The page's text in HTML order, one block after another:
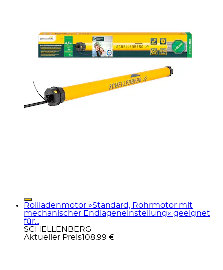
Rollladenmotor »Standard, Rohrmotor mit
mechanischer Endlageneinstellung« geeignet
für...
SCHELLENBERG
Aktueller Preis108,99 €